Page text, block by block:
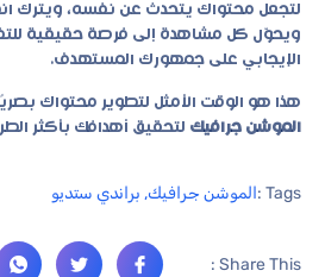
لتجعل محتواك يتحدث عن نفسه، ويترك
ويحوّل كل مشاهدة إلى فرصة حقيقية
الإيجابي على جمهورك المستهدف.
هذا هو الوقت الأمثل لتطوير محتواك
الموشن جرافيك لتحقيق أهدافك بأكثر
Tags : الموشن جرافيك, براندي ستديو
Share This :